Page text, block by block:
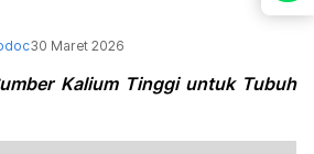
30 Maret 2026
Kalium Tinggi untuk Tubuh